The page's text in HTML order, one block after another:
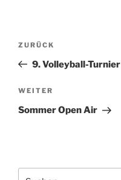
Beitragsnavigation
Vorheriger
Beitrag
ZURÜCK
9. Volleyball-Turnier
Nächster
Beitrag
WEITER
Sommer Open Air